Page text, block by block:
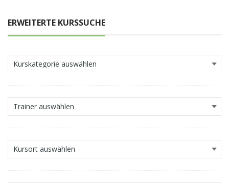
ERWEITERTE KURSSUCHE